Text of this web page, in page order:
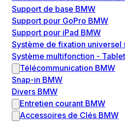
Support de base BMW
Support pour GoPro BMW
Support pour iPad BMW
Système de fixation universel
Système multifonction -
Télécommunication BMW
Snap-in BMW
Divers BMW
Entretien courant BMW
Accessoires de Clés BMW